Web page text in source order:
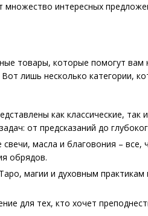
множество интересных
товары, которые помогут вам
лишь несколько категории,
как классические, так
от предсказаний до
свечи, масла и благовония –
обрядов.
магии и духовным
для тех, кто хочет